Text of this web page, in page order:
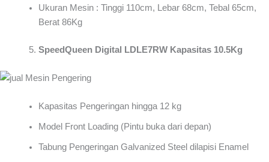
Ukuran Mesin : Tinggi 110cm, Lebar 68cm, Tebal 65cm,
Berat 86Kg
SpeedQueen Digital LDLE7RW Kapasitas 10.5Kg
Kapasitas Pengeringan hingga 12 kg
Model Front Loading (Pintu buka dari depan)
Tabung Pengeringan Galvanized Steel dilapisi Enamel